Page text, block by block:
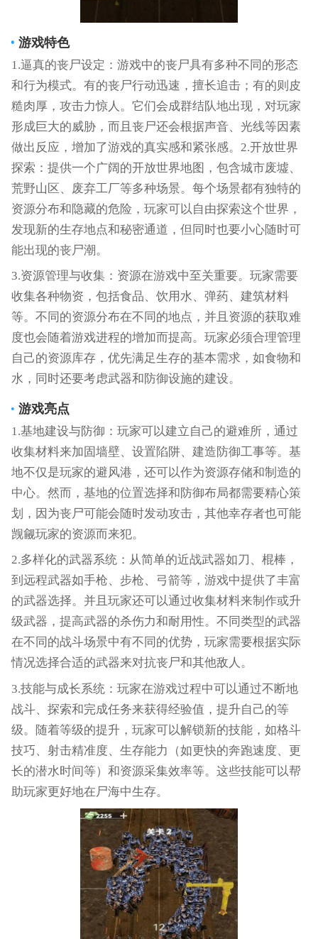
游戏特色
1.逼真的丧尸设定：游戏中的丧尸具有多种不同的形态
和行为模式。有的丧尸行动迅速，擅长追击；有的则皮
糙肉厚，攻击力惊人。它们会成群结队地出现，对玩家
形成巨大的威胁，而且丧尸还会根据声音、光线等因素
做出反应，增加了游戏的真实感和紧张感。2.开放世界
探索：提供一个广阔的开放世界地图，包含城市废墟、
荒野山区、废弃工厂等多种场景。每个场景都有独特的
资源分布和隐藏的危险，玩家可以自由探索这个世界，
发现新的生存地点和秘密通道，但同时也要小心随时可
能出现的丧尸潮。
3.资源管理与收集：资源在游戏中至关重要。玩家需要
收集各种物资，包括食品、饮用水、弹药、建筑材料
等。不同的资源分布在不同的地点，并且资源的获取难
度也会随着游戏进程的增加而提高。玩家必须合理管理
自己的资源库存，优先满足生存的基本需求，如食物和
水，同时还要考虑武器和防御设施的建设。
游戏亮点
1.基地建设与防御：玩家可以建立自己的避难所，通过
收集材料来加固墙壁、设置陷阱、建造防御工事等。基
地不仅是玩家的避风港，还可以作为资源存储和制造的
中心。然而，基地的位置选择和防御布局都需要精心策
划，因为丧尸可能会随时发动攻击，其他幸存者也可能
觊觎玩家的资源而来犯。
2.多样化的武器系统：从简单的近战武器如刀、棍棒，
到远程武器如手枪、步枪、弓箭等，游戏中提供了丰富
的武器选择。并且玩家还可以通过收集材料来制作或升
级武器，提高武器的杀伤力和耐用性。不同类型的武器
在不同的战斗场景中有不同的优势，玩家需要根据实际
情况选择合适的武器来对抗丧尸和其他敌人。
3.技能与成长系统：玩家在游戏过程中可以通过不断地
战斗、探索和完成任务来获得经验值，提升自己的等
级。随着等级的提升，玩家可以解锁新的技能，如格斗
技巧、射击精准度、生存能力（如更快的奔跑速度、更
长的潜水时间等）和资源采集效率等。这些技能可以帮
助玩家更好地在尸海中生存。